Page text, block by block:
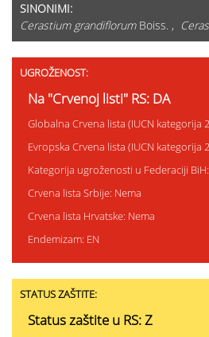
SINONIMI:
Cerastium grandiflorumBoiss. ,
UGROŽENOST:
Na "Crvenoj listi" RS: DA
Globalna Crvena lista (IUCN kategorija
Evropska Crvena lista (IUCN kategorija
Kategorija ugroženosti u Federaciji
Crvena lista Srbije: Nema
Crvena lista Hrvatske: Nema
Endemizam: EN
STATUS ZAŠTITE:
Status zaštite u RS: Z